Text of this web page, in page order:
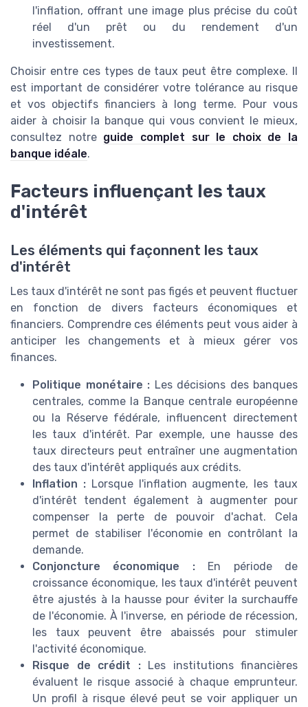
l'inflation, offrant une image plus précise du coût
réel d'un prêt ou du rendement d'un
investissement.
Choisir entre ces types de taux peut être complexe. Il
est important de considérer votre tolérance au risque
et vos objectifs financiers à long terme. Pour vous
aider à choisir la banque qui vous convient le mieux,
consultez notre guide complet sur le choix de la
banque idéale.
Facteurs influençant les taux
d'intérêt
Les éléments qui façonnent les taux
d'intérêt
Les taux d'intérêt ne sont pas figés et peuvent fluctuer
en fonction de divers facteurs économiques et
financiers. Comprendre ces éléments peut vous aider à
anticiper les changements et à mieux gérer vos
finances.
Politique monétaire : Les décisions des banques
centrales, comme la Banque centrale européenne
ou la Réserve fédérale, influencent directement
les taux d'intérêt. Par exemple, une hausse des
taux directeurs peut entraîner une augmentation
des taux d'intérêt appliqués aux crédits.
Inflation :Lorsque l'inflation augmente, les taux
d'intérêt tendent également à augmenter pour
compenser la perte de pouvoir d'achat. Cela
permet de stabiliser l'économie en contrôlant la
demande.
Conjoncture économique :En période de
croissance économique, les taux d'intérêt peuvent
être ajustés à la hausse pour éviter la surchauffe
de l'économie. À l'inverse, en période de récession,
les taux peuvent être abaissés pour stimuler
l'activité économique.
Risque de crédit :Les institutions financières
évaluent le risque associé à chaque emprunteur.
Un profil à risque élevé peut se voir appliquer un